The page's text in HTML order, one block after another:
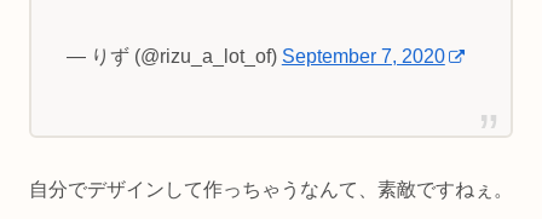
— りず (@rizu_a_lot_of) September 7, 2020
自分でデザインして作っちゃうなんて、素敵ですねぇ。